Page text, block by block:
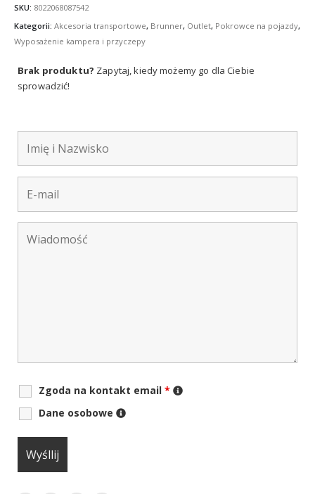
SKU: 8022068087542
Kategorii: Akcesoria transportowe, Brunner, Outlet, Pokrowce na pojazdy,
Wyposażenie kampera i przyczepy
Brak produktu? Zapytaj, kiedy możemy go dla Ciebie
sprowadzić!
Zgoda na kontakt email *
Dane osobowe